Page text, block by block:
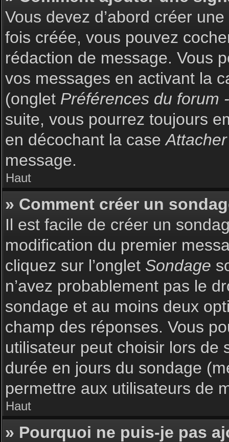
Vous devez d’abord créer
fois créée, vous pouvez
rédaction de message. Vous
vos messages en activant la
(onglet Préférences du forum
suite, vous pourrez toujours
en décochant la case
message.
Haut
» Comment créer un
Il est facile de créer un
modification du premier
cliquez sur l’onglet Sondage
n’avez probablement pas le
sondage et au moins deux
champ des réponses. Vous
utilisateur peut choisir lors de
durée en jours du sondage
permettre aux utilisateurs de
Haut
» Pourquoi ne puis-je pas